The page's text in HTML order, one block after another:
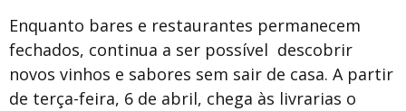
Enquanto bares e restaurantes permanecem
fechados, continua a ser possível descobrir
novos vinhos e sabores sem sair de casa. A partir
de terça-feira, 6 de abril, chega às livrarias o